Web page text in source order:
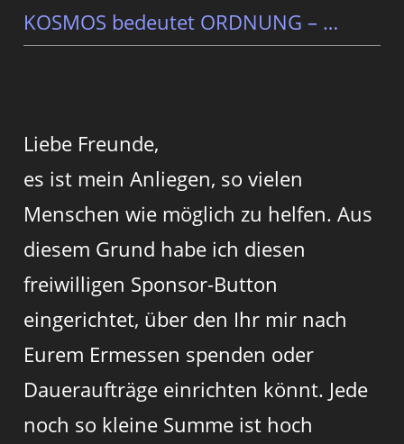
KOSMOS bedeutet ORDNUNG – …
Liebe Freunde,
es ist mein Anliegen, so vielen
Menschen wie möglich zu helfen. Aus
diesem Grund habe ich diesen
freiwilligen Sponsor-Button
eingerichtet, über den Ihr mir nach
Eurem Ermessen spenden oder
Daueraufträge einrichten könnt. Jede
noch so kleine Summe ist hoch